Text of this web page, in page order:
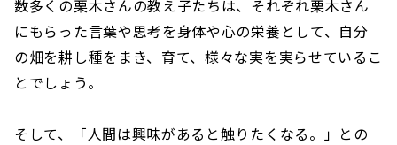
数多くの栗木さんの教え子たちは、それぞれ栗木さん
にもらった言葉や思考を身体や心の栄養として、自分
の畑を耕し種をまき、育て、様々な実を実らせているこ
とでしょう。
そして、「人間は興味があると触りたくなる。」との